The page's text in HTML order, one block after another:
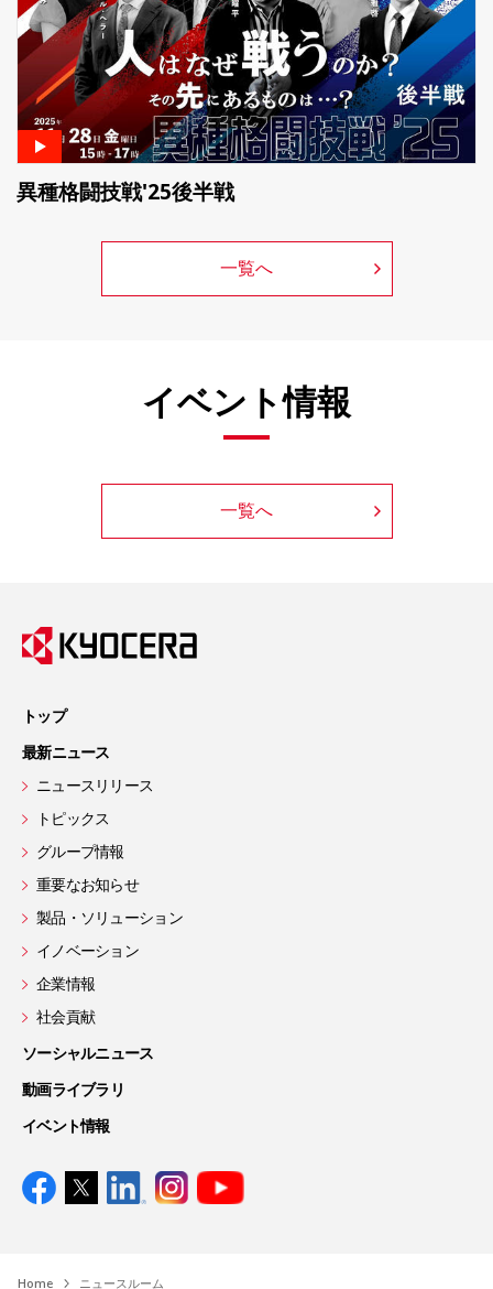
異種格闘技戦'25後半戦
一覧へ
イベント情報
一覧へ
トップ
最新ニュース
ニュースリリース
トピックス
グループ情報
重要なお知らせ
製品・ソリューション
イノベーション
企業情報
社会貢献
ソーシャルニュース
動画ライブラリ
イベント情報
Home ニュースルーム